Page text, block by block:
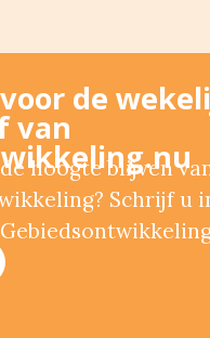
de
van
hoogte blijven
Schrijf u